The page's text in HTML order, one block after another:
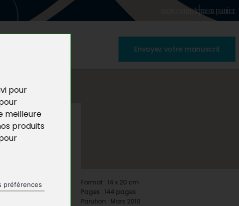
pour
meilleure
produits
préférences
mon comptemon panier
Envoyez votre manuscrit
Format : 14 x 20 cm
Pages : 144 pages
Parution : Mars 2010